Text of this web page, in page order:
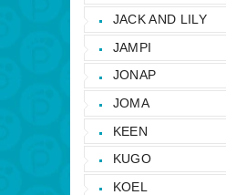
JACK AND LILY
JAMPI
JONAP
JOMA
KEEN
KUGO
KOEL